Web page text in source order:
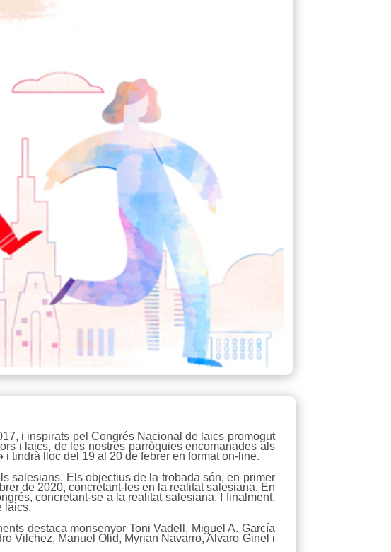
i inspirats pel Congrés Nacional de laics promogut
i laics, de les nostres parròquies encomanades als
i tindrà lloc del 19 al 20 de febrer en format on-line.
salesians. Els objectius de la trobada són, en primer
de 2020, concretant-les en la realitat salesiana. En
concretant-se a la realitat salesiana. I finalment,
laics.
destaca monsenyor Toni Vadell, Miguel A. García
Vilchez, Manuel Olid, Myrian Navarro, Alvaro Ginel i